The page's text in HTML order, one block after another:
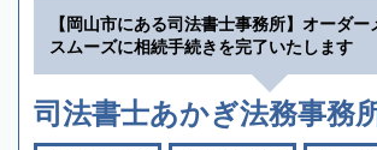
【岡山市にある司法書士事務所】オーダ
スムーズに相続手続きを完了いたします
司法書士あかぎ法務事務